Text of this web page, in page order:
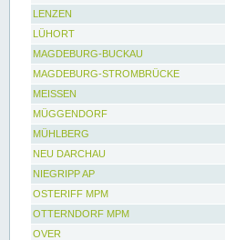
LENZEN
LÜHORT
MAGDEBURG-BUCKAU
MAGDEBURG-STROMBRÜCKE
MEISSEN
MÜGGENDORF
MÜHLBERG
NEU DARCHAU
NIEGRIPP AP
OSTERIFF MPM
OTTERNDORF MPM
OVER